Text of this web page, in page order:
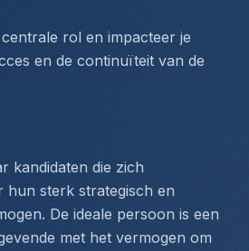
rol en impacteer je
en de continuïteit van de
kandidaten die zich
hun sterk strategisch en
De ideale persoon is een
met het vermogen om